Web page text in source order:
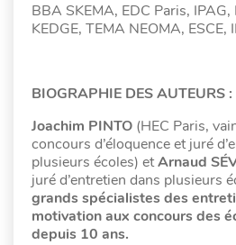
BBA SKEMA, EDC Paris,
KEDGE, TEMA NEOMA, ESCE,
BIOGRAPHIE DES AUTEURS :
Joachim PINTO (HEC Paris,
concours d’éloquence et juré
plusieurs écoles) etArnaud
juré d’entretien dans plusieurs
grands spécialistes des
motivation aux concours des
depuis 10 ans.